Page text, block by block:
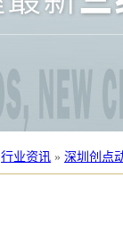
行业资讯 » 深圳创点